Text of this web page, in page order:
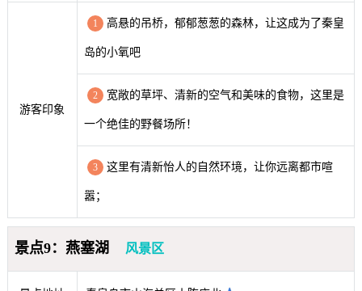
游客印象
1 高悬的吊桥，郁郁葱葱的森林，让这成为了秦皇
岛的小氧吧
2 宽敞的草坪、清新的空气和美味的食物，这里是
一个绝佳的野餐场所！
3 这里有清新怡人的自然环境，让你远离都市喧
嚣；
景点9：燕塞湖 风景区